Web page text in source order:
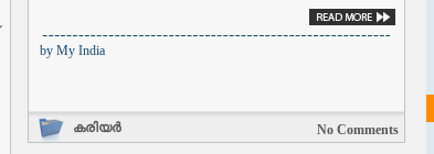
by My India
കരിയർ No Comments